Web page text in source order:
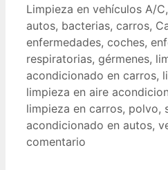
Limpieza en vehículos A/C,
autos, bacterias, carros,
enfermedades, coches,
respiratorias, gérmenes,
acondicionado en carros,
limpieza en aire
limpieza en carros, polvo,
acondicionado en autos,
comentario